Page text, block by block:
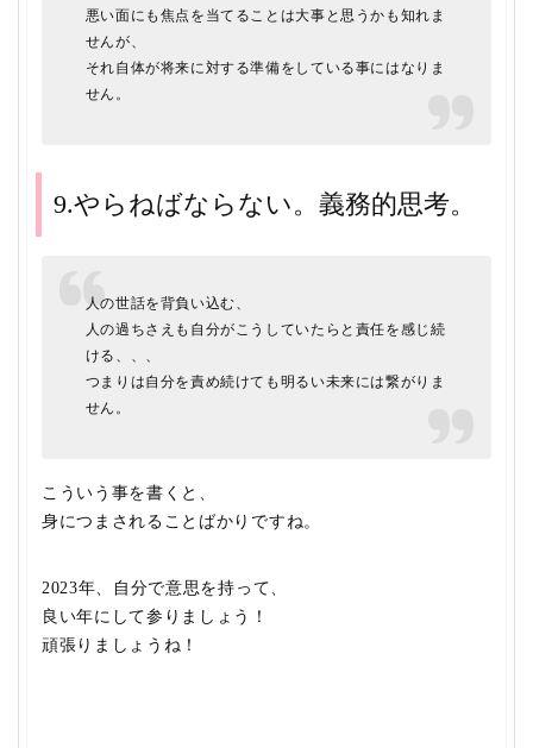
悪い面にも焦点を当てることは大事と思うかも知れま
せんが、
それ自体が将来に対する準備をしている事にはなりま
せん。
9.やらねばならない。義務的思考。
人の世話を背負い込む、
人の過ちさえも自分がこうしていたらと責任を感じ続
ける、、、
つまりは自分を責め続けても明るい未来には繋がりま
せん。
こういう事を書くと、
身につまされることばかりですね。
2023年、自分で意思を持って、
良い年にして参りましょう！
頑張りましょうね！